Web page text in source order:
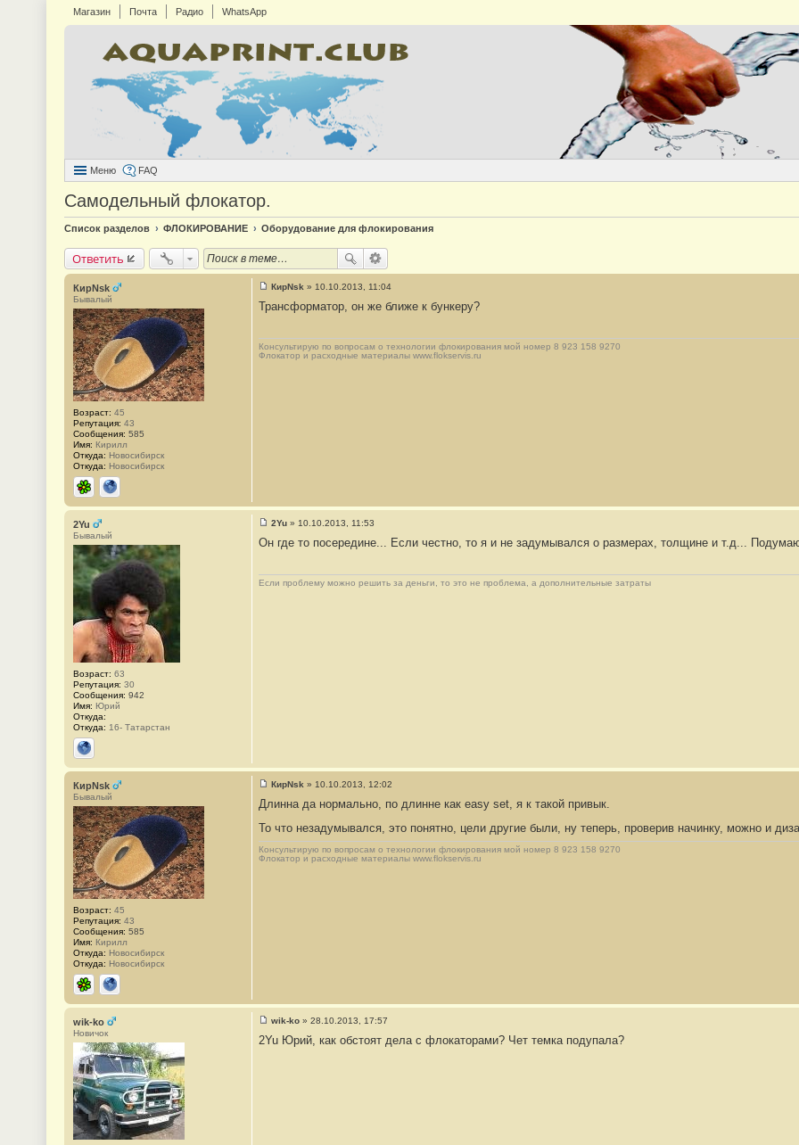
Магазин Почта Радио WhatsApp
Меню FAQ
Самодельный флокатор.
Список разделов ФЛОКИРОВАНИЕ Оборудование для флокирования
Ответить
КирNsk
Бывалый
Возраст: 45
Репутация: 43
Сообщения: 585
Имя: Кирилл
Откуда: Новосибирск
Откуда: Новосибирск
ICQ Сайт
о
щ
е
н
КирNsk » 10.10.2013, 11:04
Трансформатор, он же ближе к бункеру?
Консультирую по вопросам о технологии флокирования мой номер 8 923 158 9270
Флокатор и расходные материалы www.flokservis.ru
2Yu
Бывалый
Возраст: 63
Репутация: 30
Сообщения: 942
Имя: Юрий
Откуда:
Откуда: 16- Татарстан
Сайт
о
щ
е
2Yu » 10.10.2013, 11:53
Он где то посередине... Если честно, то я и не задумывался о размерах, толщине и т.д...
Если проблему можно решить за деньги, то это не проблема, а дополнительные затраты
КирNsk
Бывалый
Возраст: 45
Репутация: 43
Сообщения: 585
Имя: Кирилл
Откуда: Новосибирск
Откуда: Новосибирск
ICQ Сайт
о
б
щ
н
КирNsk » 10.10.2013, 12:02
Длинна да нормально, по длинне как easy set, я к такой привык.
То что незадумывался, это понятно, цели другие были, ну теперь, проверив начинку, можно и
Консультирую по вопросам о технологии флокирования мой номер 8 923 158 9270
Флокатор и расходные материалы www.flokservis.ru
wik-ko
Новичок
о
wik-ko » 28.10.2013, 17:57
2Yu Юрий, как обстоят дела с флокаторами? Чет темка подупала?